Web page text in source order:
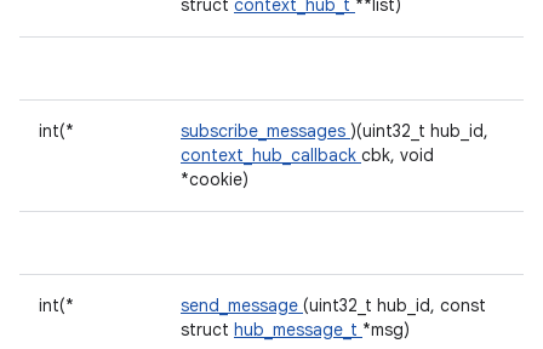
struct context_hub_t **list)
int(* subscribe_messages )(uint32_t hub_id,
context_hub_callback cbk, void
*cookie)
int(* send_message (uint32_t hub_id, const
struct hub_message_t *msg)